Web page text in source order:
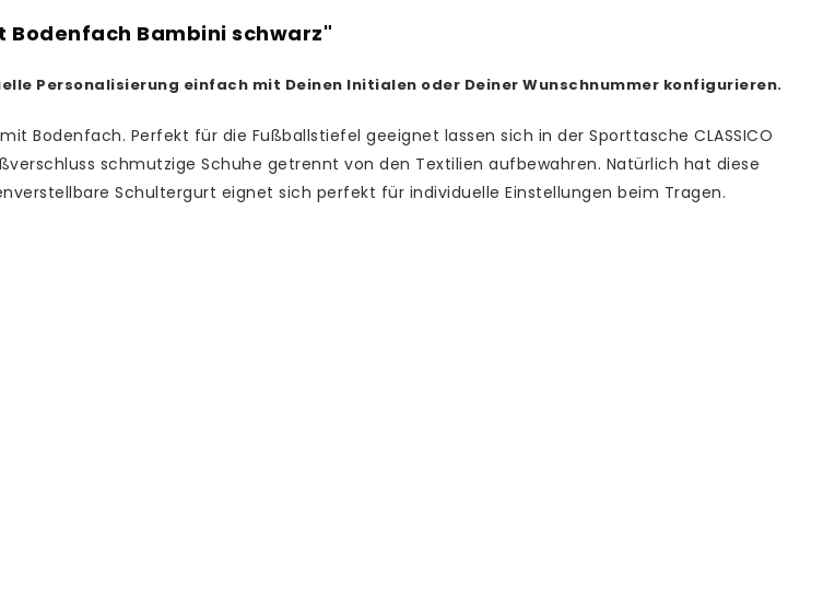
Bambini schwarz"
Personalisierung einfach mit Deinen Initialen oder Deiner Wunschnummer konfigurieren.
Bodenfach. Perfekt für die Fußballstiefel geeignet lassen sich in der Sporttasche CLASSICO
schmutzige Schuhe getrennt von den Textilien aufbewahren. Natürlich hat diese
Schultergurt eignet sich perfekt für individuelle Einstellungen beim Tragen.